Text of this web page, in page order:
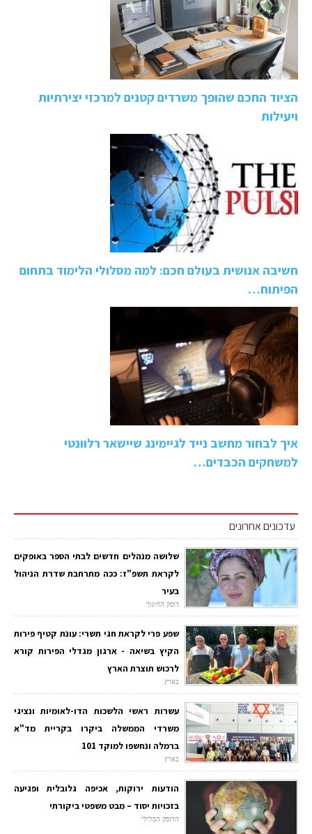
הציוד החכם שהופך משרדים קטנים למרכזי יצירתיות
ויעילות
חשיבה אנושית בעולם חכם: למה מסלולי הלימוד בתחום
הפיתוח…
איך לבחור מחשב נייד לגיימינג שיישאר רלוונטי
למשחקים הכבדים…
עדכונים אחרונים
שלושה מנהלים חדשים לבתי הספר באופקים
לקראת תשפ"ז: ככה מתרחבת שדרת הניהול
בעיר
דופק החינוך
שפע פרי לקראת חגי תשרי: עונת קטיף פירות
הקיץ בשיאה - ארגון מגדלי הפירות קורא
לרכוש תוצרת הארץ
בארץ
עשרות ראשי הלשכות הדו-לאומיות ונציגי
משרדי הממשלה ביקרו בקריית מד"א
ברמלה ונחשפו למוקד 101
בארץ
הודעות ירוקות, אכיפה גלובלית ופגיעה
בזכויות יסוד – מבט משפטי ביקורתי
הדופק הפלילי